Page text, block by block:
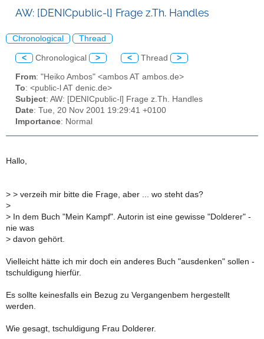
AW: [DENICpublic-l] Frage z.Th. Handles
Chronological Thread
< Chronological > < Thread >
From: "Heiko Ambos" <ambos AT ambos.de>
To: <public-l AT denic.de>
Subject: AW: [DENICpublic-l] Frage z.Th. Handles
Date: Tue, 20 Nov 2001 19:29:41 +0100
Importance: Normal
Hallo,
> > verzeih mir bitte die Frage, aber ... wo steht das?
>
> In dem Buch "Mein Kampf". Autorin ist eine gewisse "Dolderer" -
nie was
> davon gehört.
Vielleicht hätte ich mir doch ein anderes Buch "ausdenken" sollen -
tschuldigung hierfür.
Es sollte keinesfalls ein Bezug zu Vergangenbem hergestellt
werden.
Wie gesagt, tschuldigung Frau Dolderer.